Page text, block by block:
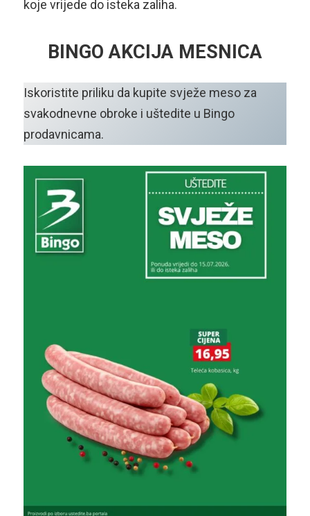
koje vrijede do isteka zaliha.
BINGO AKCIJA MESNICA
Iskoristite priliku da kupite svježe meso za
svakodnevne obroke i uštedite u Bingo
prodavnicama.